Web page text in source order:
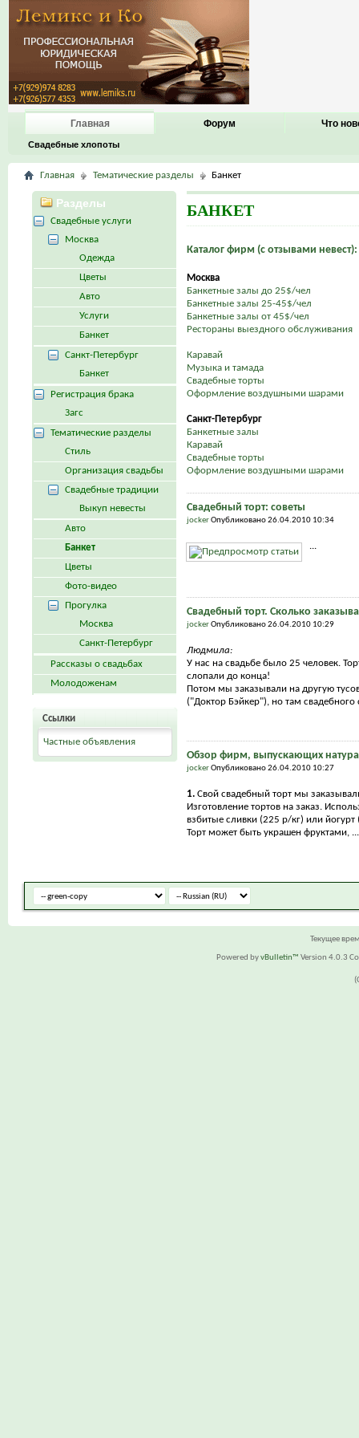
Главная
Свадебные хлопоты
Форум Что
Главная Тематические разделы Банкет
БАНКЕТ
Каталог фирм (с отзывами невест):
Москва
Банкетные залы до 25$/чел
Банкетные залы 25-45$/чел
Банкетные залы от 45$/чел
Рестораны выездного обслуживания
Каравай
Музыка и тамада
Свадебные торты
Оформление воздушными шарами
Санкт-Петербург
Банкетные залы
Каравай
Свадебные торты
Оформление воздушными шарами
Свадебный торт: советы
jockerОпубликовано 26.04.2010 10:34
...
Свадебный торт. Сколько
jockerОпубликовано 26.04.2010 10:29
Людмила:
У нас на свадьбе было 25 человек.
слопали до конца!
Потом мы заказывали на другую
("Доктор Бэйкер"), но там свадебного
Обзор фирм, выпускающих
jockerОпубликовано 26.04.2010 10:27
1. Свой свадебный торт мы
Изготовление тортов на заказ.
взбитые сливки (225 р/кг) или йогурт
Торт может быть украшен фруктами, ...
Разделы
Свадебные услуги
Москва
Одежда
Цветы
Авто
Услуги
Банкет
Санкт-Петербург
Банкет
Регистрация брака
Загс
Тематические разделы
Стиль
Организация свадьбы
Свадебные традиции
Выкуп невесты
Авто
Банкет
Цветы
Фото-видео
Прогулка
Москва
Санкт-Петербург
Рассказы о свадьбах
Молодоженам
Ссылки
Частные объявления
Текущее
Powered byvBulletin™ Version 4.0.3